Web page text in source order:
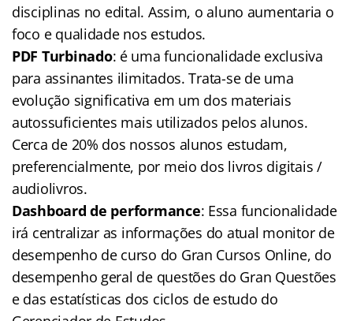
disciplinas no edital. Assim, o aluno aumentaria o
foco e qualidade nos estudos.
PDF Turbinado: é uma funcionalidade exclusiva
para assinantes ilimitados. Trata-se de uma
evolução significativa em um dos materiais
autossuficientes mais utilizados pelos alunos.
Cerca de 20% dos nossos alunos estudam,
preferencialmente, por meio dos livros digitais /
audiolivros.
Dashboard de performance: Essa funcionalidade
irá centralizar as informações do atual monitor de
desempenho de curso do Gran Cursos Online, do
desempenho geral de questões do Gran Questões
e das estatísticas dos ciclos de estudo do